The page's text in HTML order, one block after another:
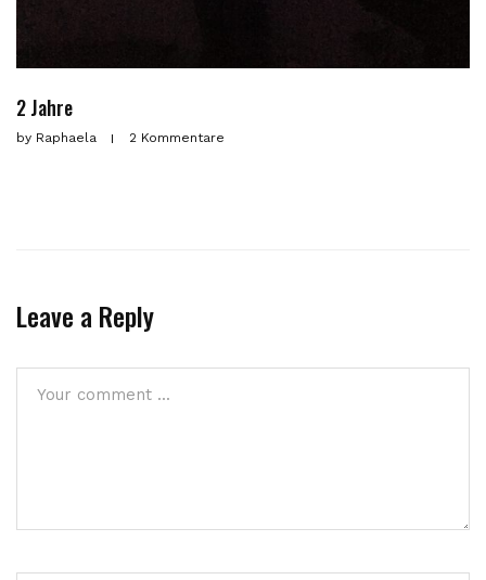
2 Jahre
by Raphaela 2 Kommentare
Leave a Reply